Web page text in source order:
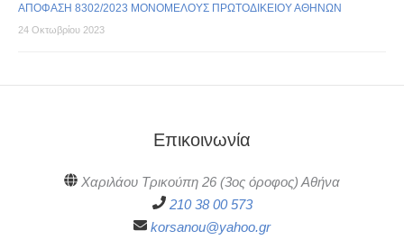
ΑΠΟΦΑΣΗ 8302/2023 ΜΟΝΟΜΕΛΟΥΣ ΠΡΩΤΟΔΙΚΕΙΟΥ ΑΘΗΝΩΝ
24 Οκτωβρίου 2023
Επικοινωνία
Χαριλάου Τρικούπη 26 (3ος όροφος) Αθήνα
210 38 00 573
korsanou@yahoo.gr